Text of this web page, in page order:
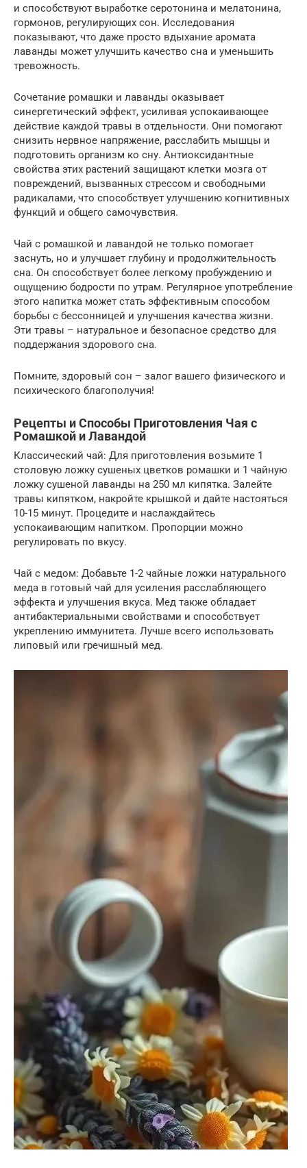
и способствуют выработке серотонина и мелатонина,
гормонов, регулирующих сон. Исследования
показывают, что даже просто вдыхание аромата
лаванды может улучшить качество сна и уменьшить
тревожность.
Сочетание ромашки и лаванды оказывает
синергетический эффект, усиливая успокаивающее
действие каждой травы в отдельности. Они помогают
снизить нервное напряжение, расслабить мышцы и
подготовить организм ко сну. Антиоксидантные
свойства этих растений защищают клетки мозга от
повреждений, вызванных стрессом и свободными
радикалами, что способствует улучшению когнитивных
функций и общего самочувствия.
Чай с ромашкой и лавандой не только помогает
заснуть, но и улучшает глубину и продолжительность
сна. Он способствует более легкому пробуждению и
ощущению бодрости по утрам. Регулярное употребление
этого напитка может стать эффективным способом
борьбы с бессонницей и улучшения качества жизни.
Эти травы – натуральное и безопасное средство для
поддержания здорового сна.
Помните, здоровый сон – залог вашего физического и
психического благополучия!
Рецепты и Способы Приготовления Чая с
Ромашкой и Лавандой
Классический чай: Для приготовления возьмите 1
столовую ложку сушеных цветков ромашки и 1 чайную
ложку сушеной лаванды на 250 мл кипятка. Залейте
травы кипятком, накройте крышкой и дайте настояться
10-15 минут. Процедите и наслаждайтесь
успокаивающим напитком. Пропорции можно
регулировать по вкусу.
Чай с медом: Добавьте 1-2 чайные ложки натурального
меда в готовый чай для усиления расслабляющего
эффекта и улучшения вкуса. Мед также обладает
антибактериальными свойствами и способствует
укреплению иммунитета. Лучше всего использовать
липовый или гречишный мед.